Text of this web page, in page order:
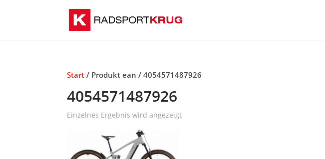
Start / Produkt ean / 4054571487926
4054571487926
Einzelnes Ergebnis wird angezeigt